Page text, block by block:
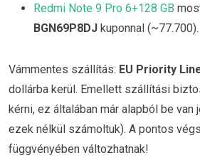
Redmi Note 9 Pro 6+128 GB
BGN69P8DJ kuponnal (~77.700).
Vámmentes szállítás: EU Priority
dollárba kerül. Emellett szállítási
kérni, ez általában már alapból be van
ezek nélkül számoltuk). A pontos
függvényében változhatnak!